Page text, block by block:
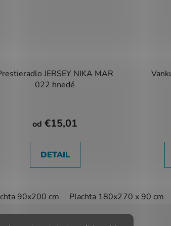
Plachta 180x200 cm
JERSEY NIKA MAR
022 hnedé
od €15,01
DETAIL
90x200 cm Plachta 180x200 cm
70 x 90 cm